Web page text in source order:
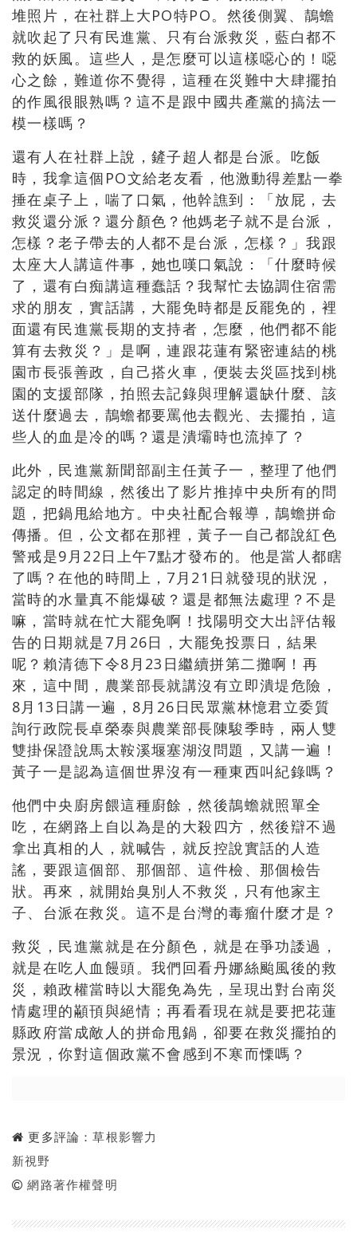
堆照片，在社群上大PO特PO。然後側翼、鶄蟾
就吹起了只有民進黨、只有台派救災，藍白都不
救的妖風。這些人，是怎麼可以這樣噁心的！噁
心之餘，難道你不覺得，這種在災難中大肆擺拍
的作風很眼熟嗎？這不是跟中國共產黨的搞法一
模一樣嗎？
還有人在社群上說，鏟子超人都是台派。吃飯
時，我拿這個 PO文給老友看，他激動得差點一拳
捶在桌子上，喘了口氣，他幹譙到：「放屁，去
救災還分派？還分顏色？他媽老子就不是台派，
怎樣？老子帶去的人都不是台派，怎樣？」我跟
太座大人講這件事，她也嘆口氣說：「什麼時候
了，還有白痴講這種蠢話？我幫忙去協調住宿需
求的朋友，實話講，大罷免時都是反罷免的，裡
面還有民進黨長期的支持者，怎麼，他們都不能
算有去救災？」是啊，連跟花蓮有緊密連結的桃
園市長張善政，自己搭火車，便裝去災區找到桃
園的支援部隊，拍照去記錄與理解還缺什麼、該
送什麼過去，鶄蟾都要罵他去觀光、去擺拍，這
些人的血是冷的嗎？還是潰壩時也流掉了？
此外，民進黨新聞部副主任黃子一，整理了他們
認定的時間線，然後出了影片推掉中央所有的問
題，把鍋甩給地方。中央社配合報導，鶄蟾拼命
傳播。但，公文都在那裡，黃子一自己都說紅色
警戒是9 月 22日上午7點才發布的。他是當人都瞎
了嗎？在他的時間上， 7 月 21 日就發現的狀況，
當時的水量真不能爆破？還是都無法處理？不是
嘛，當時就在忙大罷免啊！找陽明交大出評估報
告的日期就是7 月 26日，大罷免投票日，結果
呢？賴清德下令8 月 23 日繼續拼第二攤啊！再
來，這中間，農業部長就講沒有立即潰堤危險，
8 月 13 日講一遍， 8 月 26日民眾黨林憶君立委質
詢行政院長卓榮泰與農業部長陳駿季時，兩人雙
雙掛保證說馬太鞍溪堰塞湖沒問題，又講一遍！
黃子一是認為這個世界沒有一種東西叫紀錄嗎？
他們中央廚房餵這種廚餘，然後鶄蟾就照單全
吃，在網路上自以為是的大殺四方，然後辯不過
拿出真相的人，就喊告，就反控說實話的人造
謠，要跟這個部、那個部、這件檢、那個檢告
狀。再來，就開始臭別人不救災，只有他家主
子、台派在救災。這不是台灣的毒瘤什麼才是？
救災，民進黨就是在分顏色，就是在爭功諉過，
就是在吃人血饅頭。我們回看丹娜絲颱風後的救
災，賴政權當時以大罷免為先，呈現出對台南災
情處理的顢頇與絕情；再看看現在就是要把花蓮
縣政府當成敵人的拼命甩鍋，卻要在救災擺拍的
景況，你對這個政黨不會感到不寒而慄嗎？
更多評論：草根影響力
新視野
網路著作權聲明